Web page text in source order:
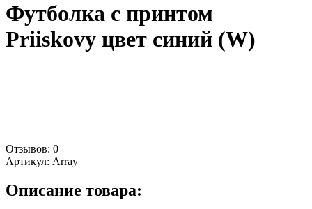
Футболка с принтом
Priiskovy цвет синий (W)
Отзывов: 0
Артикул: Array
Описание товара: